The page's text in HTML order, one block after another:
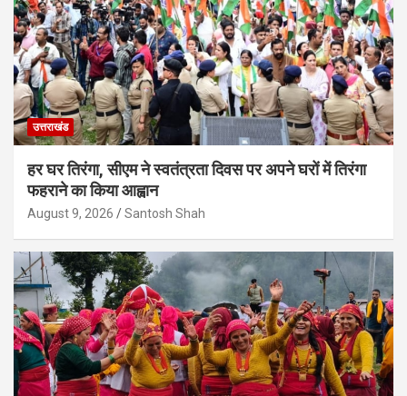
उत्तराखंड
हर घर तिरंगा, सीएम ने स्वतंत्रता दिवस पर अपने घरों में तिरंगा
फहराने का किया आह्वान
August 9, 2026 Santosh Shah